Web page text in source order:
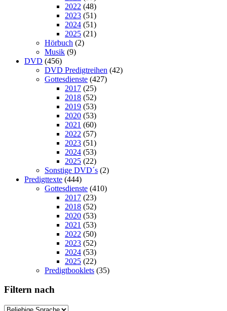
2022 (48)
2023 (51)
2024 (51)
2025 (21)
Hörbuch (2)
Musik (9)
DVD (456)
DVD Predigtreihen (42)
Gottesdienste (427)
2017 (25)
2018 (52)
2019 (53)
2020 (53)
2021 (60)
2022 (57)
2023 (51)
2024 (53)
2025 (22)
Sonstige DVD´s (2)
Predigttexte (444)
Gottesdienste (410)
2017 (23)
2018 (52)
2020 (53)
2021 (53)
2022 (50)
2023 (52)
2024 (53)
2025 (22)
Predigtbooklets (35)
Filtern nach